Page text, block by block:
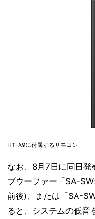
HT-A9に付属するリモコン
なお、8月7日に同日発
ブウーファー「SA-
前後)、または「SA-
ると、システムの低音